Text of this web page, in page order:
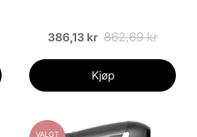
386,13 kr 862,69 kr
Kjøp
VALGT